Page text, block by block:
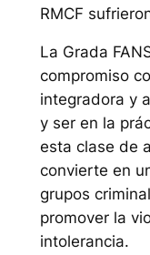
RMCF
La Grada
compromiso
integradora y
y ser en la
esta clase de
convierte en
grupos
promover la
intolerancia.